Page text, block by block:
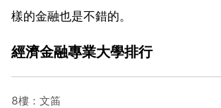
樣的金融也是不錯的。
經濟金融專業大學排行
8樓：文筁